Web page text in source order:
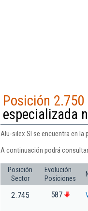
Posición 2.750
especializada
Alu-silex Sl se encuentra en la
A continuación podrá
Posición
Sector
Evolución
Posiciones
2.745 587